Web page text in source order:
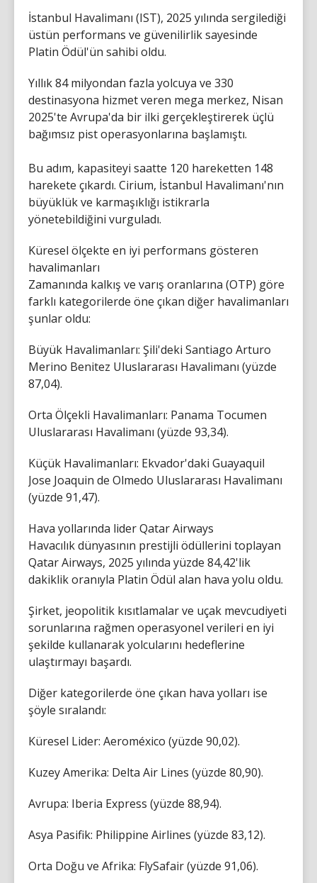
İstanbul Havalimanı (IST), 2025 yılında sergilediği
üstün performans ve güvenilirlik sayesinde
Platin Ödül'ün sahibi oldu.
Yıllık 84 milyondan fazla yolcuya ve 330
destinasyona hizmet veren mega merkez, Nisan
2025'te Avrupa'da bir ilki gerçekleştirerek üçlü
bağımsız pist operasyonlarına başlamıştı.
Bu adım, kapasiteyi saatte 120 hareketten 148
harekete çıkardı. Cirium, İstanbul Havalimanı'nın
büyüklük ve karmaşıklığı istikrarla
yönetebildiğini vurguladı.
Küresel ölçekte en iyi performans gösteren
havalimanları
Zamanında kalkış ve varış oranlarına (OTP) göre
farklı kategorilerde öne çıkan diğer havalimanları
şunlar oldu:
Büyük Havalimanları: Şili'deki Santiago Arturo
Merino Benitez Uluslararası Havalimanı (yüzde
87,04).
Orta Ölçekli Havalimanları: Panama Tocumen
Uluslararası Havalimanı (yüzde 93,34).
Küçük Havalimanları: Ekvador'daki Guayaquil
Jose Joaquin de Olmedo Uluslararası Havalimanı
(yüzde 91,47).
Hava yollarında lider Qatar Airways
Havacılık dünyasının prestijli ödüllerini toplayan
Qatar Airways, 2025 yılında yüzde 84,42'lik
dakiklik oranıyla Platin Ödül alan hava yolu oldu.
Şirket, jeopolitik kısıtlamalar ve uçak mevcudiyeti
sorunlarına rağmen operasyonel verileri en iyi
şekilde kullanarak yolcularını hedeflerine
ulaştırmayı başardı.
Diğer kategorilerde öne çıkan hava yolları ise
şöyle sıralandı:
Küresel Lider: Aeroméxico (yüzde 90,02).
Kuzey Amerika: Delta Air Lines (yüzde 80,90).
Avrupa: Iberia Express (yüzde 88,94).
Asya Pasifik: Philippine Airlines (yüzde 83,12).
Orta Doğu ve Afrika: FlySafair (yüzde 91,06).